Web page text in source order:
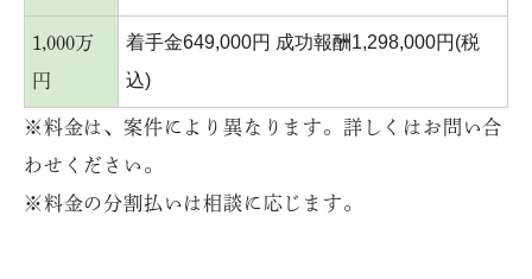
1,000万
円
着手金649,000円 成功報酬1,298,000円(税
込)
※料金は、案件により異なります。詳しくはお問い合
わせください。
※料金の分割払いは相談に応じます。